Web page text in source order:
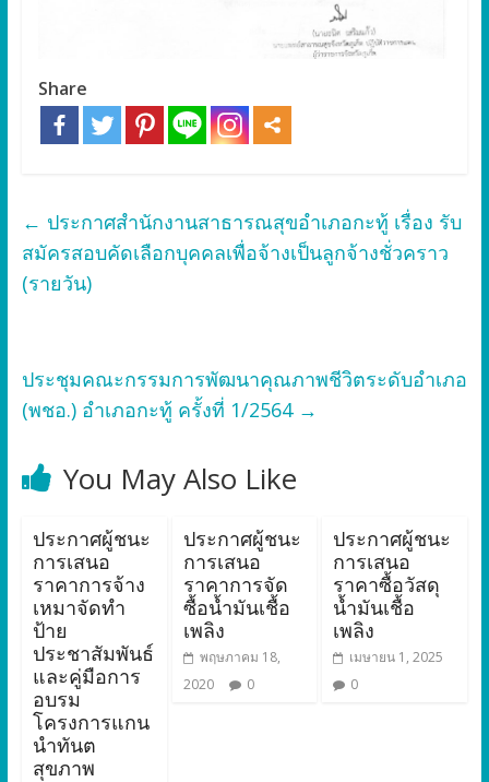
Share
← ประกาศสำนักงานสาธารณสุขอำเภอกะทู้ เรื่อง รับ
สมัครสอบคัดเลือกบุคคลเพื่อจ้างเป็นลูกจ้างชั่วคราว
(รายวัน)
ประชุมคณะกรรมการพัฒนาคุณภาพชีวิตระดับอำเภอ
(พชอ.) อำเภอกะทู้ ครั้งที่ 1/2564 →
You May Also Like
ประกาศผู้ชนะ
การเสนอ
ราคาการจ้าง
เหมาจัดทำ
ป้าย
ประชาสัมพันธ์
และคู่มือการ
อบรม
โครงการแกน
นำทันต
สุขภาพ
ประกาศผู้ชนะ
การเสนอ
ราคาการจัด
ซื้อน้ำมันเชื้อ
เพลิง
พฤษภาคม 18,
2020
0
ประกาศผู้ชนะ
การเสนอ
ราคาซื้อวัสดุ
น้ำมันเชื้อ
เพลิง
เมษายน 1, 2025
0